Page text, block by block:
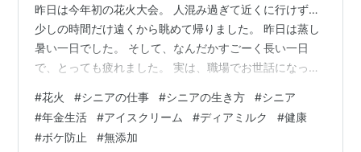
昨日は今年初の花火大会。 人混み過ぎて近くに行けず…
少しの時間だけ遠くから眺めて帰りました。 昨日は蒸し
暑い一日でした。 そして、なんだかすごーく長い一日
で、とっても疲れました。 実は、職場でお世話になって
っとアパレル業界で働いてきた私にとって、今の職場
は、正直なところ仕事としての面白みはあまりありませ
ん（笑）。 でも、「70代になっても働ける便利な場所」
#花火 #シニアの仕事 #シニアの生き方 #シニア
#年金生活 #アイスクリーム #ディアミルク #健康
#ボケ防止 #無添加